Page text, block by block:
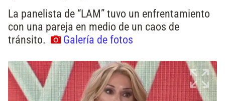
La panelista de “LAM” tuvo un enfrentamiento
con una pareja en medio de un caos de
tránsito.
Galería de fotos